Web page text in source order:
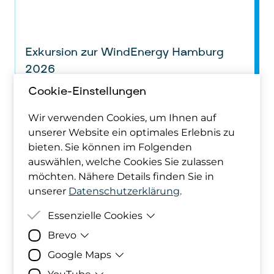
Exkursion zur WindEnergy Hamburg
2026
Von der IG Windkraft organisierte Exkursion
Nur für Mitglieder
23.09.
23.09.2026
18:30 Uhr / WindEnergy Hamburg
Cookie-Einstellungen
Wir verwenden Cookies, um Ihnen auf
unserer Website ein optimales Erlebnis zu
bieten. Sie können im Folgenden
auswählen, welche Cookies Sie zulassen
möchten. Nähere Details finden Sie in
unserer Datenschutzerklärung.
Essenzielle Cookies
Zweck
berücksichtigt werden können,
werden diese in den Cookies
Brevo
Zweck
Bereitstellung der eingebundenen
Google Maps